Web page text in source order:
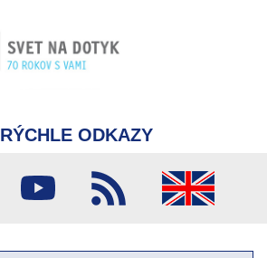
RÝCHLE ODKAZY